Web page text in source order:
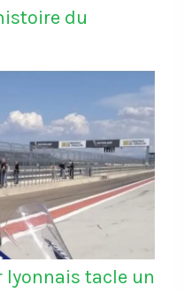
du
lyonnais tacle un